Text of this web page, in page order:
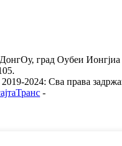
град Оубеи Ионгјиа
2024: Сва права
-